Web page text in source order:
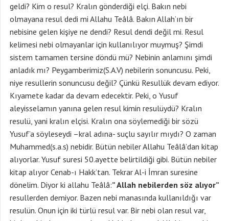
geldi? Kim o resul? Kralın gönderdiği elçi. Bakın nebi
olmayana resul dedi mi Allahu Teâlâ. Bakın Allah’ın bir
nebisine gelen kişiye ne dendi? Resul dendi değil mi. Resul
kelimesi nebi olmayanlar için kullanılıyor muymuş? Şimdi
sistem tamamen tersine döndü mü? Nebinin anlamını şimdi
anladık mı? Peygamberimiz(S.A.V) nebilerin sonuncusu. Peki,
niye resullerin sonuncusu değil? Çünkü Resullük devam ediyor.
Kıyamete kadar da devam edecektir. Peki, o Yusuf
aleyisselamın yanına gelen resul kimin resulüydü? Kralın
resulü, yani kralın elçisi. Kralın ona söylemediği bir sözü
Yusuf’a söyleseydi –kral adına- suçlu sayılır mıydı? O zaman
Muhammed(s.a.s) nebidir. Bütün nebiler Allahu Teâlâ’dan kitap
alıyorlar. Yusuf suresi 50.ayette belirtildiği gibi. Bütün nebiler
kitap alıyor Cenab-ı Hakk’tan. Tekrar Al-i İmran suresine
dönelim. Diyor ki allahu Teâlâ:” Allah nebilerden söz alıyor”
resullerden demiyor. Bazen nebi manasında kullanıldığı var
resulün. Onun için iki türlü resul var. Bir nebi olan resul var,